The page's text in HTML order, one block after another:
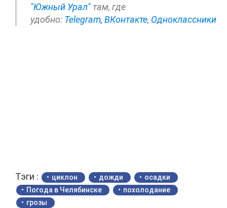
"Южный Урал" там, где
удобно: Telegram, ВКонтакте, Одноклассники
Тэги : циклон дожди
осадки
Погода в Челябинске
похолодание
грозы